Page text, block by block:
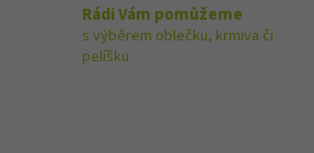
Rádi Vám pomůžeme
s výběrem oblečku, krmiva či
pelíšku